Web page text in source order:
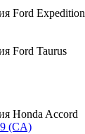
Ford Expedition
Ford Taurus
Honda Accord
(CA)